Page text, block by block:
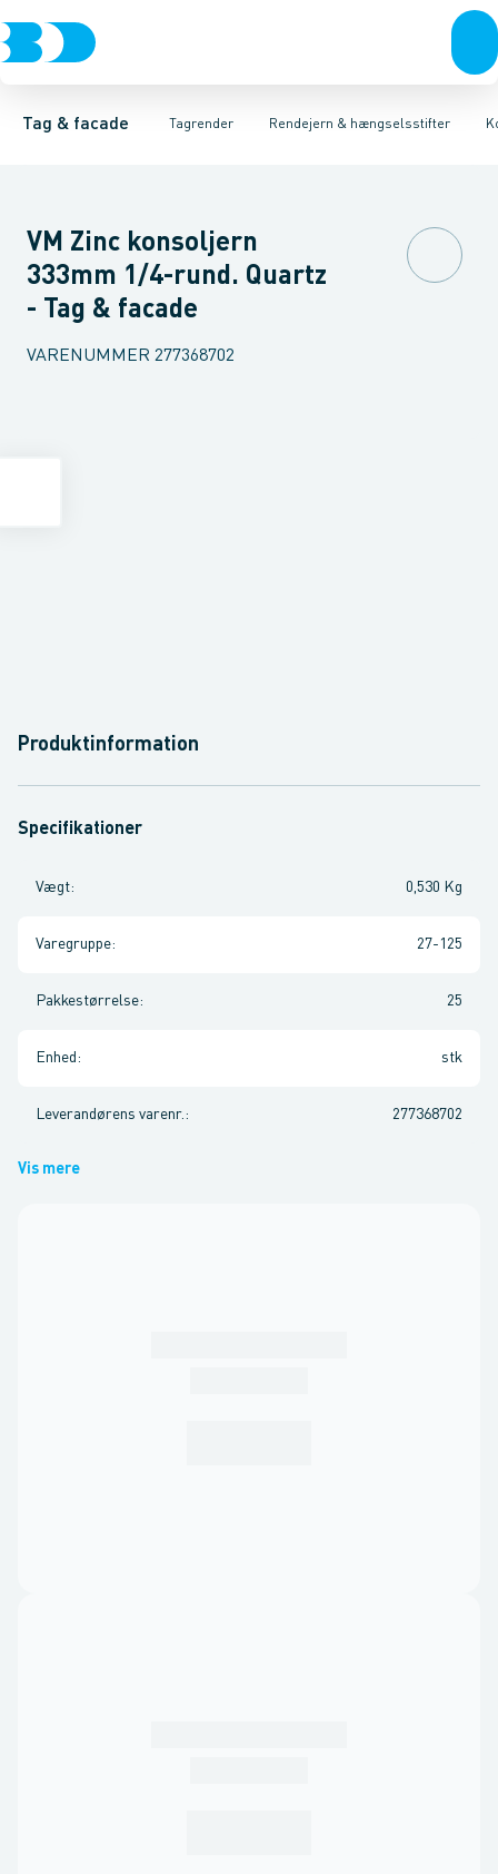
Tag & facade Tagrender
TagrenderPlader, coils & skifer Taginddækninger & taghætter
Rendejern & hængselsstifter
Zink tagrender Plast tagrender Stål tagrenderKobber
Rendejern lange Rendejern korteHængselsstifter til træ
VM Zinc konsoljern
333mm 1/4-rund. Quartz
- Tag & facade
VARENUMMER 277368702
Produktinformation
Specifikationer
Vægt: 0,530 Kg
Varegruppe: 27-125
Pakkestørrelse: 25
Enhed : stk
Leverandørens varenr. : 277368702
Vis mere